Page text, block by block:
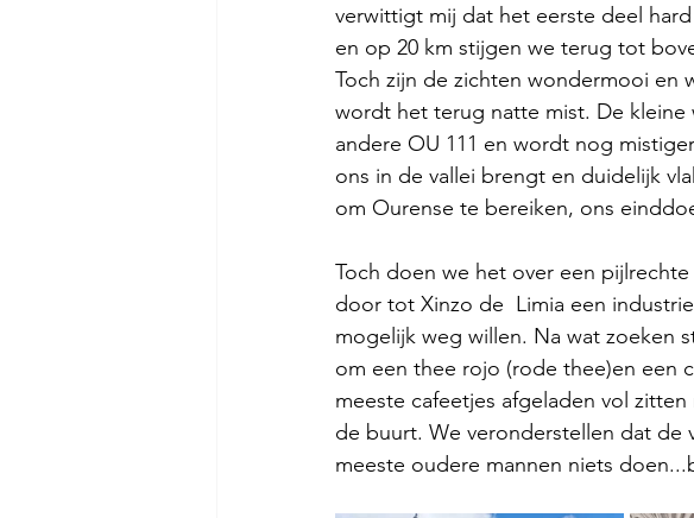
verwittigt mij dat het eerste deel
en op 20 km stijgen we terug tot
Toch zijn de zichten wondermooi en
wordt het terug natte mist. De kleine
andere OU 111 en wordt nog
ons in de vallei brengt en duidelijk
om Ourense te bereiken, ons
Toch doen we het over een
door tot Xinzo de  Limia een
mogelijk weg willen. Na wat zoeken
om een thee rojo (rode thee)en een
meeste cafeetjes afgeladen vol
de buurt. We veronderstellen dat de
meeste oudere mannen niets